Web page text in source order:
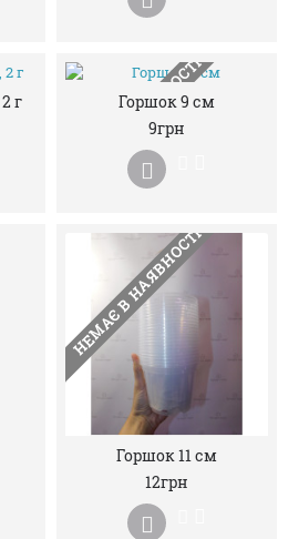
г
НЕМАЄ В НАЯВНОСТІ
Горшок 9 см
9грн
НЕМАЄ В НАЯВНОСТІ
Горшок 11 см
12грн